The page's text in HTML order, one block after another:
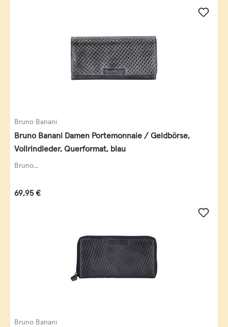
Bruno Banani
Bruno Banani Damen Portemonnaie / Geldbörse,
Vollrindleder, Querformat, blau
Bruno...
Regulärer Preis:
69,95 €
Bruno Banani